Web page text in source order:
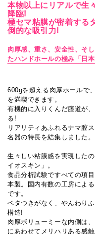
本物以上にリアルで生
降臨!
極セマ粘膜が密着す
倒的な吸引力!
肉厚感、重さ、安全性、そ
たハンドホールの極み「日本
600gを超える肉厚ホールで
を満喫できます。
有機的に入りくんだ膣道が
る!
リアリティあふれるナマ膣
名器の特長を結集しました。
生々しい粘膜感を実現した
イオスキン」。
食品分析試験ですべての項
本製。国内有数の工房によ
です。
ベタつきがなく、やんわり
構造!
肉厚ボリューミーな内側は
にあわせてメリハリある感触